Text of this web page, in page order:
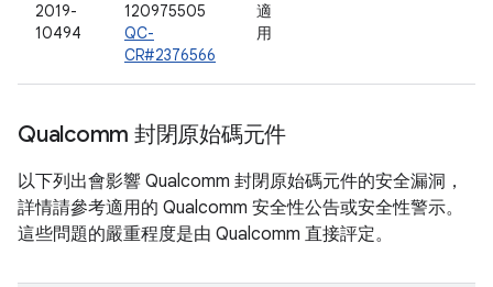
2019-
10494
120975505
QC-
CR#2376566
適
用
Qualcomm 封閉原始碼元件
以下列出會影響 Qualcomm 封閉原始碼元件的安全漏洞，
詳情請參考適用的 Qualcomm 安全性公告或安全性警示。
這些問題的嚴重程度是由 Qualcomm 直接評定。